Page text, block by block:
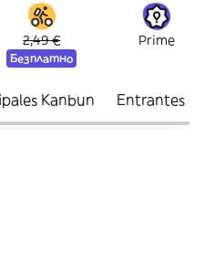
2,49 €
Безплатно
Prime
Kanbun Entrantes